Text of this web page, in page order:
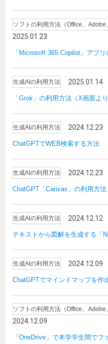
ソフトの利用方法（Office、Adobe
2025.01.23
「Microsoft 365 Copilot」アプ
生成AIの利用方法 2025.01.14
「Grok」の利用方法（X画面より
生成AIの利用方法 2024.12.23
ChatGPTでWEB検索する方法
生成AIの利用方法 2024.12.23
ChatGPT「Canvas」の利用方法
生成AIの利用方法 2024.12.12
テキストから図解を生成する「
生成AIの利用方法 2024.12.09
ChatGPTでマインドマップを作
ソフトの利用方法（Office、Adobe
2024.12.09
「OneDrive」で本学学生間で